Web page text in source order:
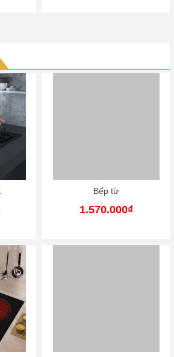
Bếp từ
1.570.000₫